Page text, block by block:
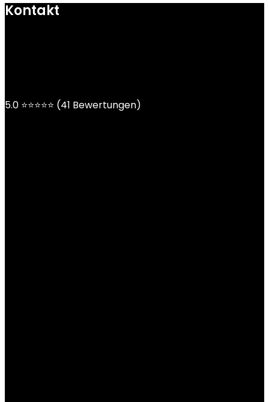
Kontakt
5.0 ⭐⭐⭐⭐⭐ (41 Bewertungen)